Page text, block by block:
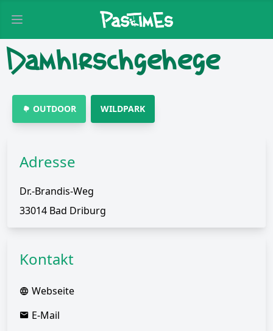
Open main menu
Damhirschgehege
OUTDOOR WILDPARK
Adresse
Dr.-Brandis-Weg
33014 Bad Driburg
Kontakt
Webseite
E-Mail